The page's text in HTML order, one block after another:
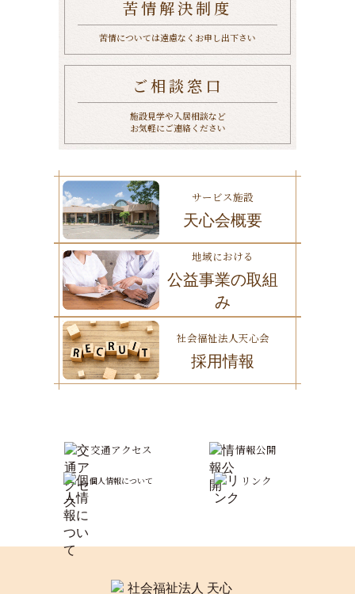
苦情解決制度
苦情については遠慮なくお申し出下さい
ご相談窓口
施設見学や入居相談など
お気軽にご連絡ください
サービス施設
天心会概要
地域における
公益事業の取組
み
社会福祉法人天心会
採用情報
交通アクセス 情報公開
個人情報について リンク